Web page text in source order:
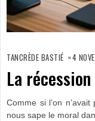
TANCRÈDE BASTIÉ 4
La
Comme si l’on
nous sape le moral